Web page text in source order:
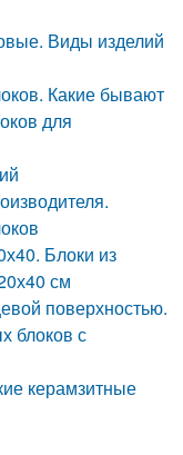
Виды изделий
Какие бывают
для
Блоки из
см
поверхностью.
блоков с
керамзитные